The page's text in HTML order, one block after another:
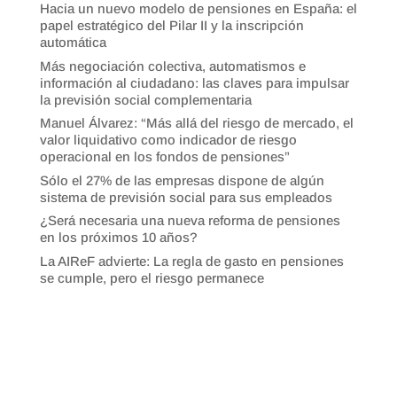
Hacia un nuevo modelo de pensiones en España: el
papel estratégico del Pilar II y la inscripción
automática
Más negociación colectiva, automatismos e
información al ciudadano: las claves para impulsar
la previsión social complementaria
Manuel Álvarez: “Más allá del riesgo de mercado, el
valor liquidativo como indicador de riesgo
operacional en los fondos de pensiones”
Sólo el 27% de las empresas dispone de algún
sistema de previsión social para sus empleados
¿Será necesaria una nueva reforma de pensiones
en los próximos 10 años?
La AIReF advierte: La regla de gasto en pensiones
se cumple, pero el riesgo permanece